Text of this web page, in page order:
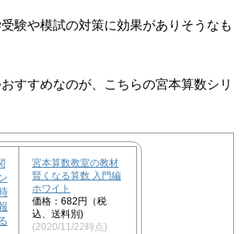
験や模試の対策に効果がありそうなも
すすめなのが、こちらの宮本算数シリ
宮本算数教室の教材
賢くなる算数 入門編
ホワイト
価格：682円（税
込、送料別)
(2020/11/22時点)